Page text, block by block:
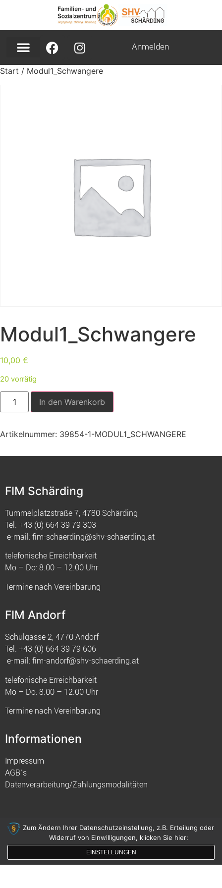
Anmelden
Start / Modul1_Schwangere
Modul1_Schwangere
10,00 €
20 vorrätig
In den Warenkorb
Artikelnummer: 39854-1-MODUL1_SCHWANGERE
FIM Schärding
Tummelplatzstraße 7, 4780 Schärding
Tel. +43 (0) 664 39 79 303
e-mail:fim-schaerding@shv-schaerding.at
telefonische Erreichbarkeit
Mo – Do: 8.00 – 12.00 Uhr
Termine nach Vereinbarung
FIM Andorf
Schulgasse 2, 4770 Andorf
Tel. +43 (0) 664 39 79 606
e-mail:fim-andorf@shv-schaerding.at
telefonische Erreichbarkeit
Mo – Do: 8.00 – 12.00 Uhr
Termine nach Vereinbarung
Informationen
Impressum
AGB`s
Datenverarbeitung/Zahlungsmodalitäten
© 2021 FIM
gemacht mit von innDesign
Zum Ändern Ihrer Datenschutzeinstellung, z.B. Erteilung oder
Widerruf von Einwilligungen, klicken Sie hier:
EINSTELLUNGEN